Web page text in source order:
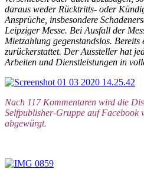
daraus weder Rücktritts- oder
Ansprüche, insbesondere
Leipziger Messe. Bei Ausfall der
Mietzahlung gegenstandslos.
zurückerstattet. Der Aussteller hat
Arbeiten und Dienstleistungen in
Nach 117 Kommentaren wird die
Selfpublisher-Gruppe auf Facebook
abgewürgt.